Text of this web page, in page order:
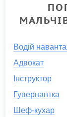
Водій
Адвокат
Інструктор
Гувернантка
Шеф-кухар